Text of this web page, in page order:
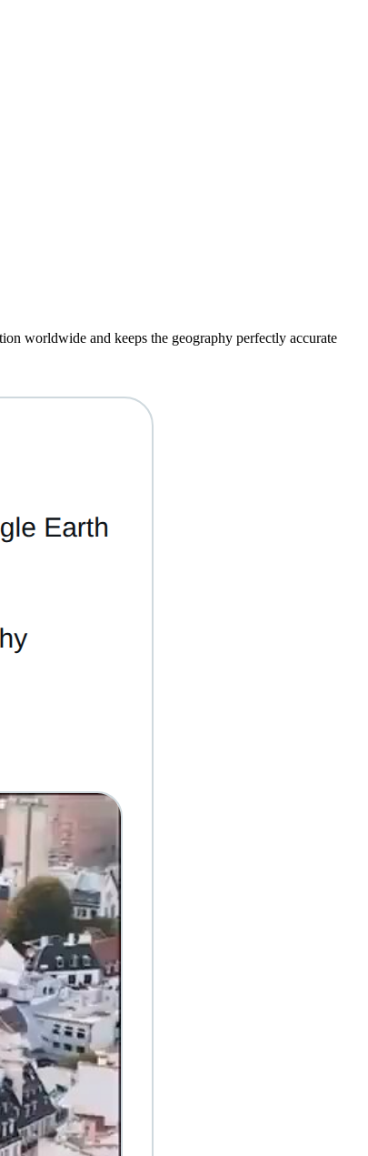
worldwide and keeps the geography perfectly accurate